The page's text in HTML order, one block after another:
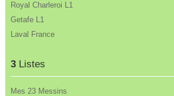
Royal Charleroi L1
Getafe L1
Laval France
3 Listes
Mes 23 Messins